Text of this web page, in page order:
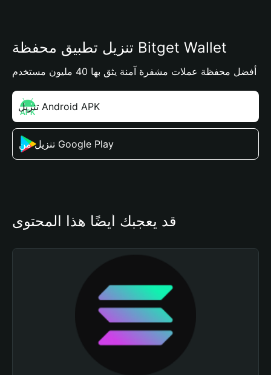
تنزيل تطبيق محفظة Bitget Wallet
أفضل محفظة عملات مشفرة آمنة يثق بها 40 مليون مستخدم
تنزيل Android APK
تنزيل من Google Play
قد يعجبك أيضًا هذا المحتوى